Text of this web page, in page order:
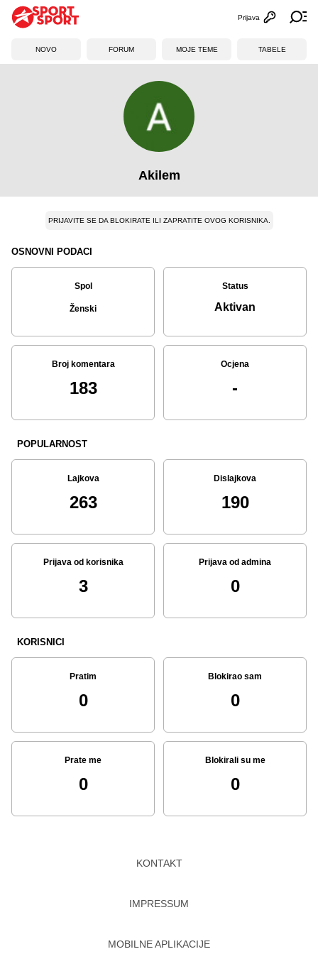
Otvori
Prijava
NOVO FORUM MOJE TEME TABELE
Akilem
PRIJAVITE SE DA BLOKIRATE ILI ZAPRATITE OVOG KORISNIKA.
OSNOVNI PODACI
Spol
Ženski
Status
Aktivan
Broj komentara
183
Ocjena
-
POPULARNOST
Lajkova
263
Dislajkova
190
Prijava od korisnika
3
Prijava od admina
0
KORISNICI
Pratim
0
Blokirao sam
0
Prate me
0
Blokirali su me
0
KONTAKT
IMPRESSUM
MOBILNE APLIKACIJE